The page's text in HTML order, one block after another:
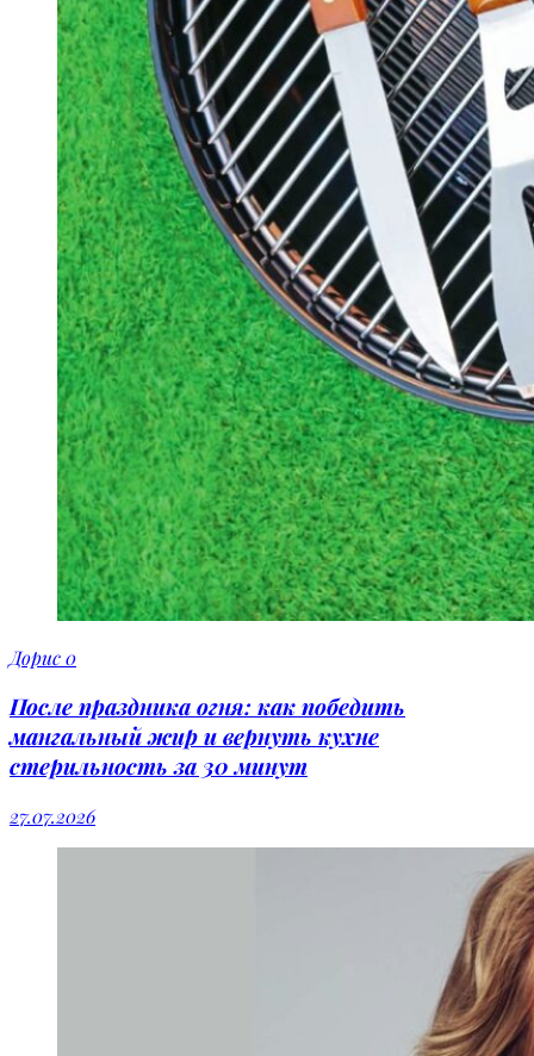
Дорис0
После праздника огня: как победить
мангальный жир и вернуть кухне
стерильность за 30 минут
27.07.2026